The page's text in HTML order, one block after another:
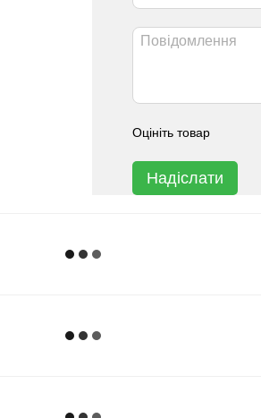
Оцініть товар
Надіслати